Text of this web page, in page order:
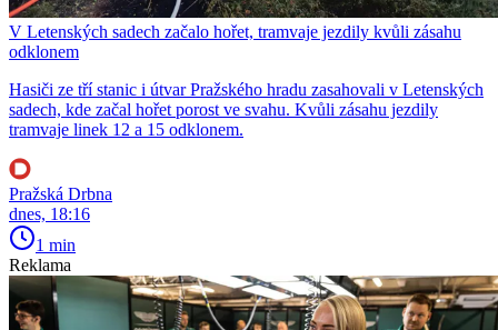
V Letenských sadech začalo hořet, tramvaje jezdily kvůli zásahu
odklonem
Hasiči ze tří stanic i útvar Pražského hradu zasahovali v Letenských
sadech, kde začal hořet porost ve svahu. Kvůli zásahu jezdily
tramvaje linek 12 a 15 odklonem.
Pražská Drbna
dnes, 18:16
1 min
Reklama